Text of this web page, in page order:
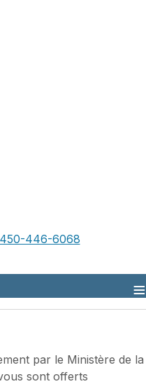
450-446-6068
≡
par le Ministère de la
sont offerts